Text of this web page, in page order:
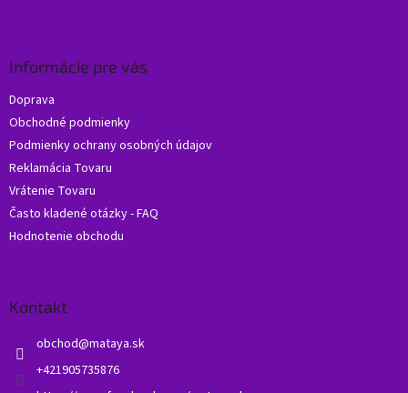
Informácie pre vás
Doprava
Obchodné podmienky
Podmienky ochrany osobných údajov
Reklamácia Tovaru
Vrátenie Tovaru
Často kladené otázky - FAQ
Hodnotenie obchodu
Kontakt
obchod@mataya.sk
+421905735876